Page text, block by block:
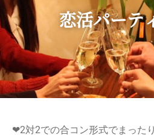
恋活パーテ
❤2対2での合コン形式でまった